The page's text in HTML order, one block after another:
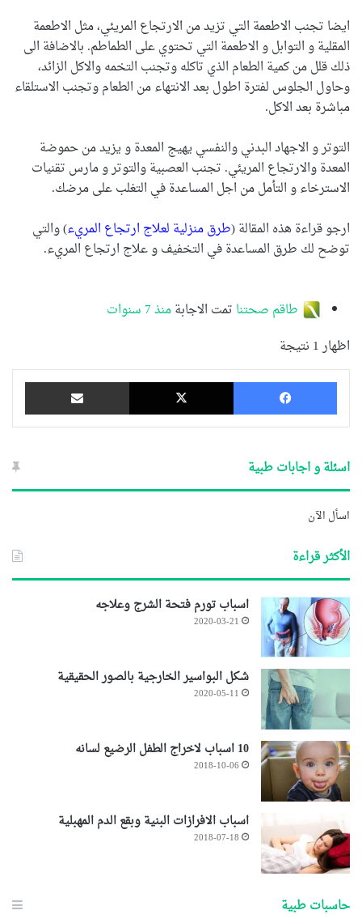
ايضا تجنب الاطعمة التي تزيد من الارتجاع المريئي، مثل الاطعمة
المقلية و التوابل و الاطعمة التي تحتوي على الطماطم. بالاضافة الى
ذلك قلل من كمية الطعام الذي تاكله وتجنب التخمه والاكل الزائد،
وحاول الجلوس لفترة اطول بعد الانتهاء من الطعام وتجنب الاستلقاء
مباشرة بعد الاكل.
التوتر و الاجهاد البدني والنفسي يهيج المعدة و يزيد من حموضة
المعدة والارتجاع المريئي. تجنب العصبية والتوتر و مارس تقنيات
الاسترخاء و التأمل من اجل المساعدة في التغلب على مرضك.
ارجو قراءة هذه المقالة (طرق منزلية لعلاج ارتجاع المريء) والتي
توضح لك طرق المساعدة في التخفيف و علاج ارتجاع المريء.
طاقم صحتنا تمت الاجابةمنذ 7 سنوات
اظهار 1 نتيجة
فيسبوك ‫X
اسئلة و اجابات طبية
اسأل الآن
الأكثر قراءة
اسباب تورم فتحة الشرج وعلاجه
2020-03-21
شكل البواسير الخارجية بالصور الحقيقية
2020-05-11
10 اسباب لاخراج الطفل الرضيع لسانه
2018-10-06
اسباب الافرازات البنية وبقع الدم المهبلية
2018-07-18
حاسبات طبية